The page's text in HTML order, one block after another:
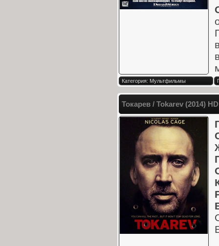
Категория: Мультфильмы
Токарев / Tokarev (2014)